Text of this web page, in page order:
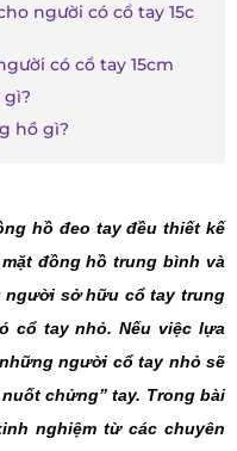
người có cổ tay 15c
có cổ tay 15cm
gì?
hồ gì?
hồ đeo tay đều thiết kế
đồng hồ trung bình và
người sở hữu cổ tay trung
cổ tay nhỏ. Nếu việc lựa
người cổ tay nhỏ sẽ
chửng” tay. Trong bài
nghiệm từ các chuyên